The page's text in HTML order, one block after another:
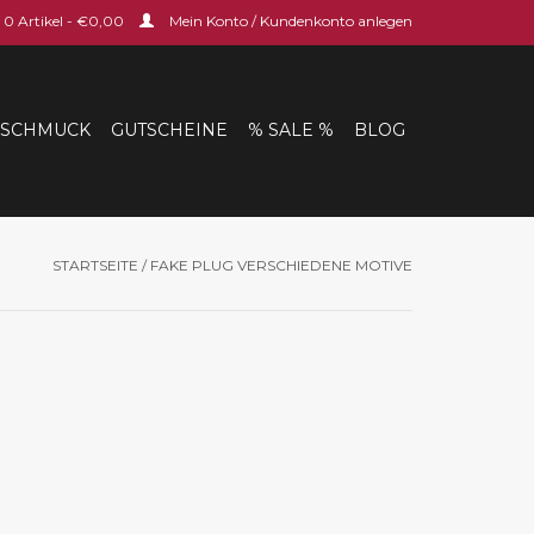
0 Artikel - €0,00 Mein Konto / Kundenkonto anlegen
GUTSCHEINE % SALE % BLOG
STARTSEITE / FAKE PLUG VERSCHIEDENE MOTIVE